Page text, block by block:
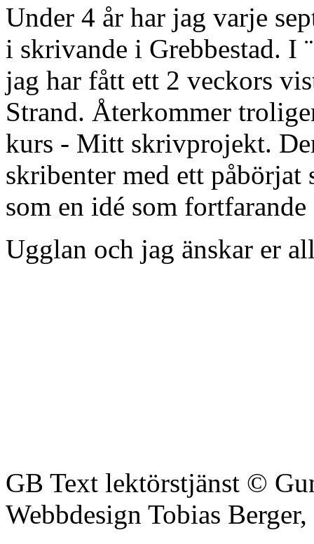
Under 4 år har jag varje
i skrivande i Grebbestad. I
jag har fått ett 2 veckors
Strand. Återkommer
kurs - Mitt skrivprojekt.
skribenter med ett
som en idé som
Ugglan och jag änskar er
GB Text lektörstjänst ©
Webbdesign Tobias